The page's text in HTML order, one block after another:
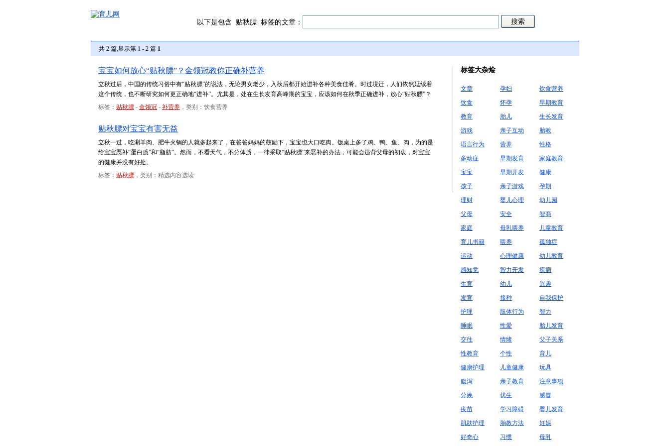
以下是包含 贴秋膘 标签的文章：
共 2 篇,显示第 1 - 2 篇 1
宝宝如何放心“贴秋膘”？金领冠教你正确补营养
立秋过后，中国的传统习俗中有“贴秋膘”的说法，无论男女老少，入秋后都开始进补各种美食佳肴。时过境迁，人们依然延续着
这个传统，也不断研究如何更正确地“进补”。尤其是，处在生长发育高峰期的宝宝，应该如何在秋季正确进补，放心“贴秋膘”？
标签： 贴秋膘 - 金领冠 - 补营养 ，类别：饮食营养
贴秋膘对宝宝有害无益
立秋一过，吃涮羊肉、肥牛火锅的人就多起来了，在爸爸妈妈的鼓励下，宝宝也大口吃肉。饭桌上多了鸡、鸭、鱼、肉，为的是
给宝宝恶补“蛋白质”和“脂肪”。然而，不看天气，不分体质，一律采取“贴秋膘”来恶补的办法，可能会违背父母的初衷，对宝宝
的健康并没有好处。
标签： 贴秋膘 ，类别：精选内容选读
标签大杂烩
文章 孕妇
饮食营养
饮食
怀孕
早期教育
教育
胎儿
生长发育
游戏
亲子互动
胎教
语言行为
营养
性格
多动症
早期发育
家庭教育
宝宝
早期开发
健康
孩子
亲子游戏
孕期
理财
婴儿心理
幼儿园
父母
安全
智商
家庭
母乳喂养
儿童教育
育儿书籍
喂养
孤独症
运动
心理健康
幼儿教育
感知觉
智力开发
疾病
生育
幼儿
兴趣
发育
接种
自我保护
护理
肢体行为
智力
睡眠
性爱
胎儿发育
交往
情绪
父子关系
性教育
个性
育儿
健康护理
儿童健康
玩具
腹泻
亲子教育
注意事项
分娩
优生
感冒
疫苗
学习障碍
婴儿发育
肌肤护理
胎教方法
妊娠
好奇心
习惯 母乳